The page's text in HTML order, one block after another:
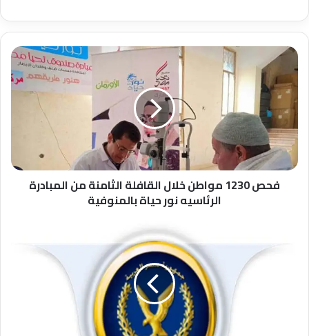
فحص
1230
مواطن
خلال
القافلة
الثامنة
من
المبادرة
الرئاسيه
فحص 1230 مواطن خلال القافلة الثامنة من المبادرة
الرئاسيه نور حياة بالمنوفية